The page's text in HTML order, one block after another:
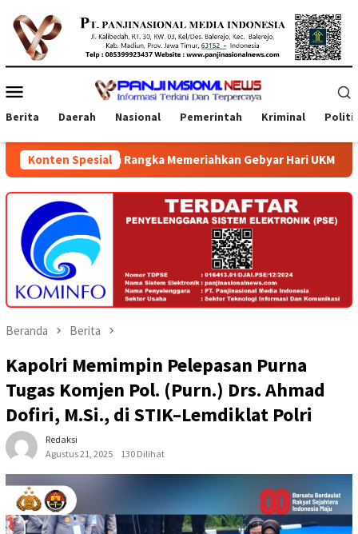
konten
Mobile
Berita Daerah Nasional Pemerintah Kriminal
Konten Spesial
Rangka Memeriahkan Gebyar Hari UKM 2026 di Atrium
Beranda Berita
Kapolri Memimpin Pelepasan Purna
Tugas Komjen Pol. (Purn.) Drs. Ahmad
Dofiri, M.Si., di STIK–Lemdiklat Polri
Redaksi
Agustus 21, 2025
130 Dilihat